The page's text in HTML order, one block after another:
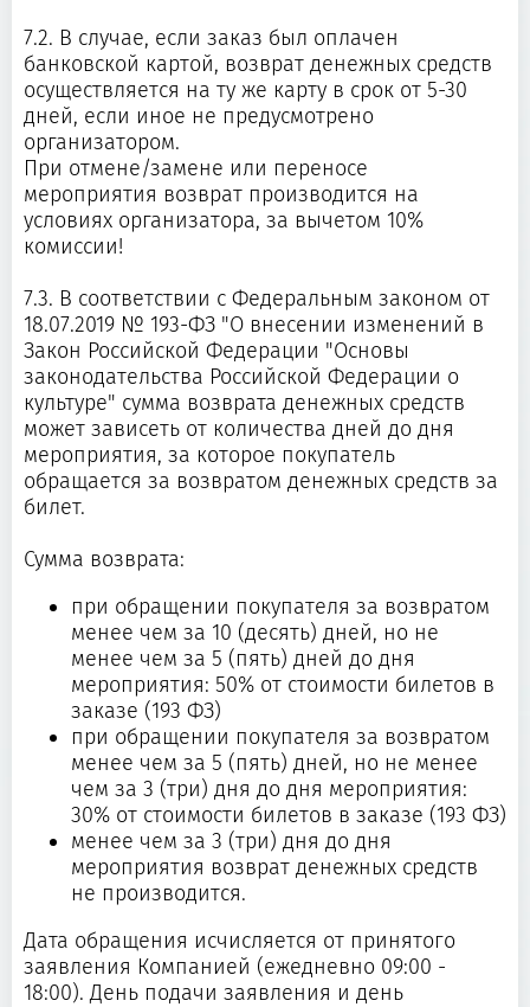
7.2. В случае, если заказ был оплачен
банковской картой, возврат денежных средств
осуществляется на ту же карту в срок от 5-30
дней, если иное не предусмотрено
организатором.
При отмене/замене или переносе
мероприятия возврат производится на
условиях организатора, за вычетом 10%
комиссии!
7.3. В соответствии с Федеральным законом от
18.07.2019 № 193-ФЗ "О внесении изменений в
Закон Российской Федерации "Основы
законодательства Российской Федерации о
культуре" сумма возврата денежных средств
может зависеть от количества дней до дня
мероприятия, за которое покупатель
обращается за возвратом денежных средств за
билет.
Сумма возврата:
при обращении покупателя за возвратом
менее чем за 10 (десять) дней, но не
менее чем за 5 (пять) дней до дня
мероприятия: 50% от стоимости билетов в
заказе (193 ФЗ)
при обращении покупателя за возвратом
менее чем за 5 (пять) дней, но не менее
чем за 3 (три) дня до дня мероприятия:
30% от стоимости билетов в заказе (193 ФЗ)
менее чем за 3 (три) дня до дня
мероприятия возврат денежных средств
не производится.
Дата обращения исчисляется от принятого
заявления Компанией (ежедневно 09:00 -
18:00). День подачи заявления и день